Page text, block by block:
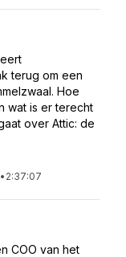
terug om een
Hoe
wat is er terecht
over Attic: de
• 2:37:07
COO van het